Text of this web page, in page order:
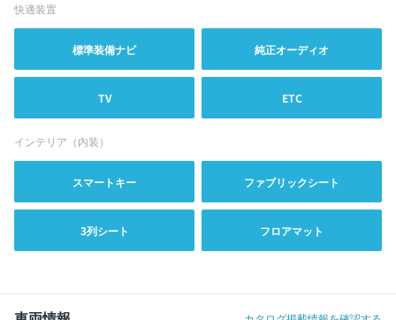
快適装置
標準装備ナビ 純正オーディオ
TV ETC
インテリア（内装）
スマートキー ファブリックシート
3列シート フロアマット